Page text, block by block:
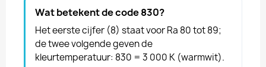
Wat betekent de code 830?
Het eerste cijfer (8) staat voor Ra 80 tot 89;
de twee volgende geven de
kleurtemperatuur: 830 = 3 000 K (warmwit).